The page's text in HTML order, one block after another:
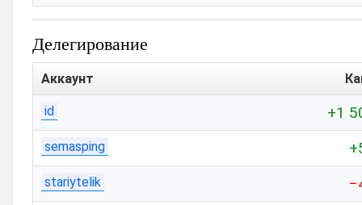
Делегирование
Аккаунт
id +1
semasping
stariytelik